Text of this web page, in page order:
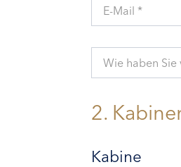
E-Mail *
Wie haben Sie
2.
Kabine